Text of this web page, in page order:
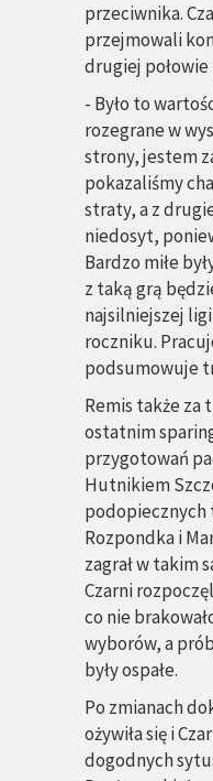
przeciwnika.
przejmowali
drugiej
- Było to
rozegrane w
strony, jestem
pokazaliśmy
straty, a z
niedosyt,
Bardzo miłe
z taką grą
najsilniejszej
roczniku.
podsumowuje
Remis także za
ostatnim
przygotowań
Hutnikiem
podopiecznych
Rozpondka i
zagrał w takim
Czarni
co nie
wyborów, a
były ospałe.
Po zmianach
ożywiła się i
dogodnych